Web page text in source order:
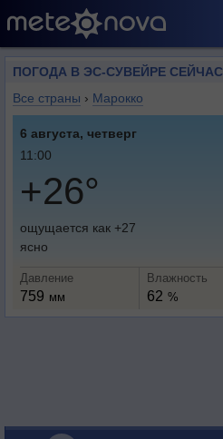
ПОГОДА В ЭС-СУВЕЙРЕ СЕЙЧАС
Все страны › Марокко
6 августа, четверг
11:00
+26°
ощущается как +27
ясно
Давление
759 мм
Влажность
62 %